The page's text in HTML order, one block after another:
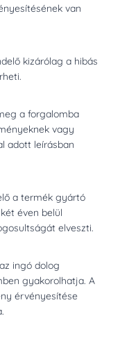
van
kizárólag a hibás
a forgalomba
vagy
adott leírásban
a termék gyártó
éven belül
elveszti.
ingó dolog
gyakorolhatja. A
érvényesítése